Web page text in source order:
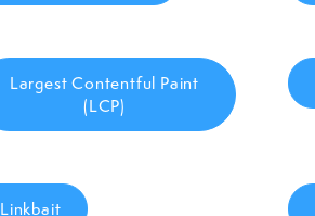
Largest Contentful Paint
(LCP)
Linkbait